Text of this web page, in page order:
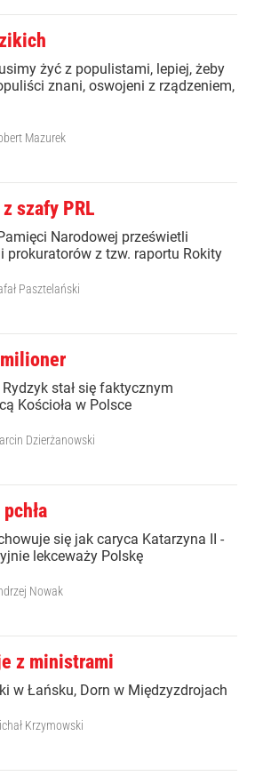
żyć z populistami, lepiej, żeby
znani, oswojeni z rządzeniem,
Mazurek
szafy PRL
Narodowej prześwietli
prokuratorów z tzw. raportu Rokity
Pasztelański
stał się faktycznym
Kościoła w Polsce
Dzierżanowski
się jak caryca Katarzyna II -
lekceważy Polskę
Nowak
z ministrami
w Łańsku, Dorn w Międzyzdrojach
Krzymowski